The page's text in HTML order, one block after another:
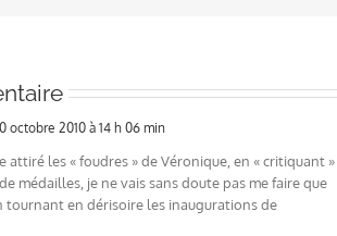
octobre 2010 à 14 h 06 min
attiré les « foudres » de Véronique, en « critiquant »
médailles, je ne vais sans doute pas me faire que
tournant en dérisoire les inaugurations de